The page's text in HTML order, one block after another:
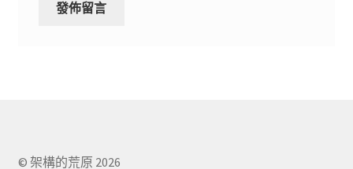
© 架構的荒原 2026